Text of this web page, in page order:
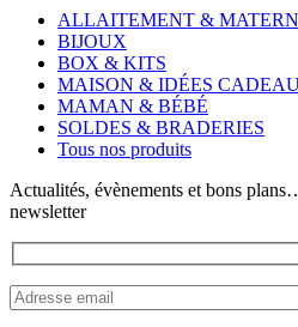
Les
être
choisies
sur
page
du
ALLAITEMENT &
BIJOUX
BOX & KITS
MAISON & IDÉES
MAMAN & BÉBÉ
SOLDES & BRADERIES
Tous nos produits
Actualités, évènements et bons
newsletter